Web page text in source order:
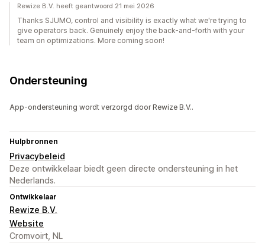
Rewize B.V. heeft geantwoord 21 mei 2026
Thanks SJUMO, control and visibility is exactly what we're trying to
give operators back. Genuinely enjoy the back-and-forth with your
team on optimizations. More coming soon!
Ondersteuning
App-ondersteuning wordt verzorgd door Rewize B.V..
Hulpbronnen
Privacybeleid
Deze ontwikkelaar biedt geen directe ondersteuning in het
Nederlands.
Ontwikkelaar
Rewize B.V.
Website
Cromvoirt, NL